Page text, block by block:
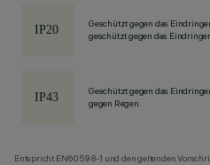
Geschützt gegen das
geschützt gegen das
Geschützt gegen das
gegen Regen.
Entspricht EN60598-1 und den geltenden